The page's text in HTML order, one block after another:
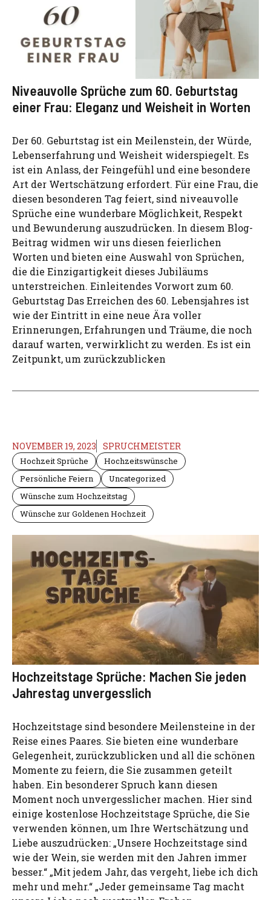
Niveauvolle Sprüche zum 60. Geburtstag
einer Frau: Eleganz und Weisheit in Worten
Der 60. Geburtstag ist ein Meilenstein, der Würde,
Lebenserfahrung und Weisheit widerspiegelt. Es
ist ein Anlass, der Feingefühl und eine besondere
Art der Wertschätzung erfordert. Für eine Frau, die
diesen besonderen Tag feiert, sind niveauvolle
Sprüche eine wunderbare Möglichkeit, Respekt
und Bewunderung auszudrücken. In diesem Blog-
Beitrag widmen wir uns diesen feierlichen
Worten und bieten eine Auswahl von Sprüchen,
die die Einzigartigkeit dieses Jubiläums
unterstreichen. Einleitendes Vorwort zum 60.
Geburtstag Das Erreichen des 60. Lebensjahres ist
wie der Eintritt in eine neue Ära voller
Erinnerungen, Erfahrungen und Träume, die noch
darauf warten, verwirklicht zu werden. Es ist ein
Zeitpunkt, um zurückzublicken
NOVEMBER 19, 2023 SPRUCHMEISTER
Hochzeit Sprüche
Hochzeitswünsche
Persönliche Feiern
Uncategorized
Wünsche zum Hochzeitstag
Wünsche zur Goldenen Hochzeit
Hochzeitstage Sprüche: Machen Sie jeden
Jahrestag unvergesslich
Hochzeitstage sind besondere Meilensteine in der
Reise eines Paares. Sie bieten eine wunderbare
Gelegenheit, zurückzublicken und all die schönen
Momente zu feiern, die Sie zusammen geteilt
haben. Ein besonderer Spruch kann diesen
Moment noch unvergesslicher machen. Hier sind
einige kostenlose Hochzeitstage Sprüche, die Sie
verwenden können, um Ihre Wertschätzung und
Liebe auszudrücken: „Unsere Hochzeitstage sind
wie der Wein, sie werden mit den Jahren immer
besser.“ „Mit jedem Jahr, das vergeht, liebe ich dich
mehr und mehr.“ „Jeder gemeinsame Tag macht